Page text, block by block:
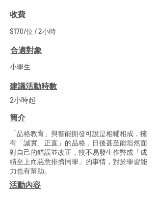
收費
$170/位 / 2小時
合適對象
小學生
建議活動時數
2小時起
簡介
「品格教育」與智能開發可說是相輔相成，擁
有「誠實、正直」的品格，日後甚至能坦然面
對自己的錯誤並改正，較不易發生作弊或「成
績至上而惡意排擠同學」的事情，對於學習能
力也有幫助。
活動內容